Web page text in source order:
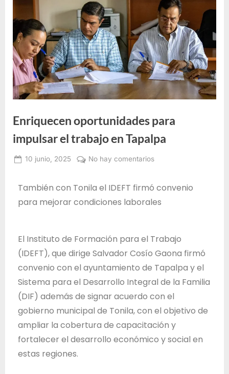
F
o
r
m
a
c
ó
n
a
a
e
T
r
a
b
a
j
o
d
Enriquecen oportunidades para
impulsar el trabajo en Tapalpa
10 junio, 2025
No hay comentarios
También con Tonila el IDEFT firmó convenio
para mejorar condiciones laborales
El Instituto de Formación para el Trabajo
(IDEFT), que dirige Salvador Cosío Gaona firmó
convenio con el ayuntamiento de Tapalpa y el
Sistema para el Desarrollo Integral de la Familia
(DIF) además de signar acuerdo con el
gobierno municipal de Tonila, con el objetivo de
ampliar la cobertura de capacitación y
fortalecer el desarrollo económico y social en
estas regiones.